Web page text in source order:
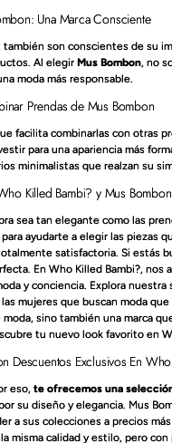
Una Marca Consciente
son conscientes de su
Al elegir Mus Bombon, no
moda más responsable.
Prendas de Mus Bombon
facilita combinarlas con otras
para una apariencia más
minimalistas que realzan su
Killed Bambi? y Mus Bombon
sea tan elegante como las
ayudarte a elegir las piezas
satisfactoria. Si estás
En Who Killed Bambi?,
y conciencia. Explora
mujeres que buscan moda
sino también una marca
tu nuevo look favorito en
Descuentos Exclusivos En
eso, te ofrecemos una
su diseño y elegancia. Mus
a sus colecciones a precios
misma calidad y estilo, pero